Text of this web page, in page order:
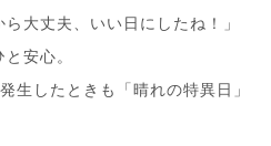
大丈夫、いい日にしたね！」
安心。
生したときも「晴れの特異日」